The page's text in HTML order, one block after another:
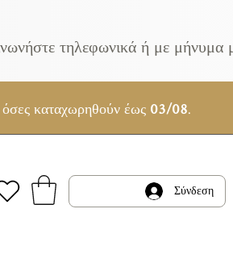
τηλεφωνικά ή με
όσες καταχωρηθούν έως03/08.
Σύνδεση